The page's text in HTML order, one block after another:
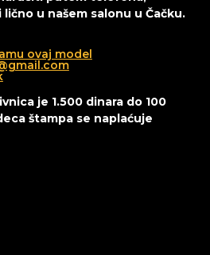
u našem salonu u Čačku.
ovaj model
je 1.500 dinara do 100
štampa se naplaćuje